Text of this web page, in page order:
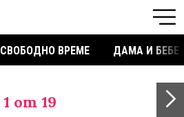
СВОБОДНО ВРЕМЕ ДАМА И БЕБЕ
1 от 19